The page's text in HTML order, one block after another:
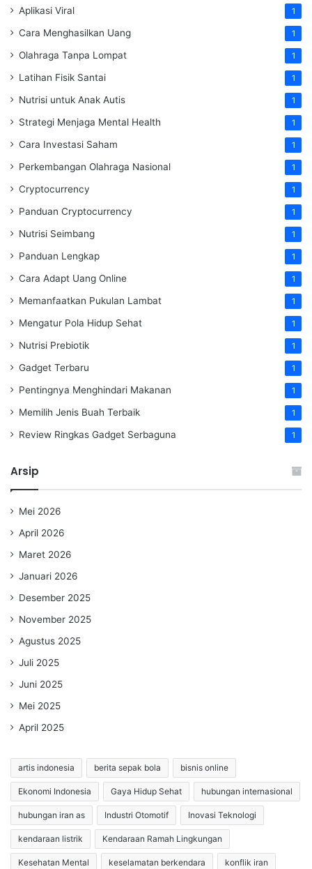
Aplikasi Viral 1
Cara Menghasilkan Uang 1
Olahraga Tanpa Lompat 1
Latihan Fisik Santai 1
Nutrisi untuk Anak Autis 1
Strategi Menjaga Mental Health 1
Cara Investasi Saham 1
Perkembangan Olahraga Nasional 1
Cryptocurrency 1
Panduan Cryptocurrency 1
Nutrisi Seimbang 1
Panduan Lengkap 1
Cara Adapt Uang Online 1
Memanfaatkan Pukulan Lambat 1
Mengatur Pola Hidup Sehat 1
Nutrisi Prebiotik 1
Gadget Terbaru 1
Pentingnya Menghindari Makanan 1
Memilih Jenis Buah Terbaik 1
Review Ringkas Gadget Serbaguna 1
Arsip
Mei 2026
April 2026
Maret 2026
Januari 2026
Desember 2025
November 2025
Agustus 2025
Juli 2025
Juni 2025
Mei 2025
April 2025
artis indonesia berita sepak bola bisnis online
Ekonomi Indonesia Gaya Hidup Sehat hubungan internasional
hubungan iran as Industri Otomotif Inovasi Teknologi
kendaraan listrik Kendaraan Ramah Lingkungan
Kesehatan Mental keselamatan berkendara konflik iran